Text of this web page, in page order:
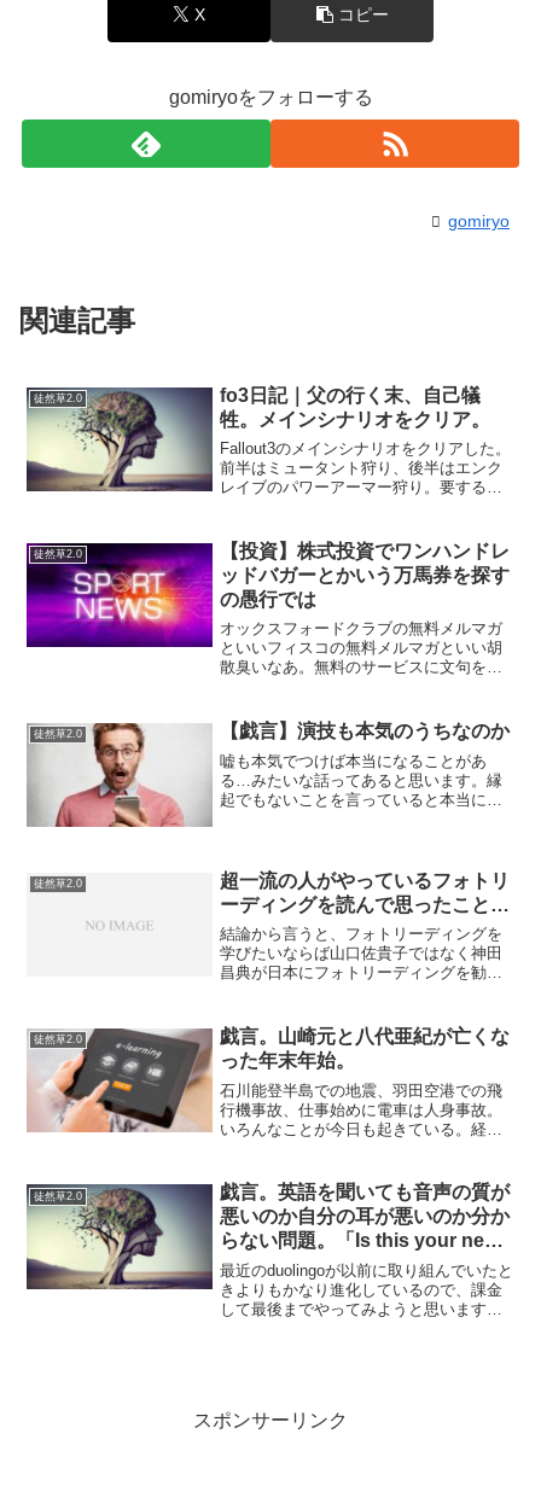
X コピー
gomiryoをフォローする
gomiryo
関連記事
徒然草2.0
fo3日記｜父の行く末、自己犠
牲。メインシナリオをクリア。
Fallout3のメインシナリオをクリアした。
前半はミュータント狩り、後半はエンク
レイブのパワーアーマー狩り。要する
に泣かされた。一回目、制御室の扉が開
かず詰み。B...
徒然草2.0
【投資】株式投資でワンハンドレ
ッドバガーとかいう万馬券を探す
の愚行では
オックスフォードクラブの無料メルマガ
といいフィスコの無料メルマガといい胡
散臭いなあ。無料のサービスに文句を言
自覚はありますけど（汗）数十年で数百
倍の利益を得た！みたいな...
徒然草2.0 【戯言】演技も本気のうちなのか
嘘も本気でつけば本当になることがあ
る…みたいな話ってあると思います。縁
起でもないことを言っていると本当にな
いと思っていたところ、気が...
徒然草2.0
超一流の人がやっているフォトリ
ーディングを読んで思ったこと…
結論から言うと、フォトリーディングを
学びたいならば山口佐貴子ではなく神田
昌典が日本にフォトリーディングを勧め
いうのも、山口佐貴子の本を読み胡散臭
いと思ったが、神田昌典の...
徒然草2.0
戯言。山崎元と八代亜紀が亡くな
った年末年始。
石川能登半島での地震、羽田空港での飛
行機事故、仕事始めに電車は人身事故。
いろんなことが今日も起きている。経済
たものの見方をする人なのでこの人の投
資関連の記事はよく目...
徒然草2.0
戯言。英語を聞いても音声の質が
悪いのか自分の耳が悪いのか分か
らない問題。「Is this your new
pet?」
最近のduolingoが以前に取り組んでいたと
きよりもかなり進化しているので、課金
して最後までやってみようと思います。
スポンサーリンク